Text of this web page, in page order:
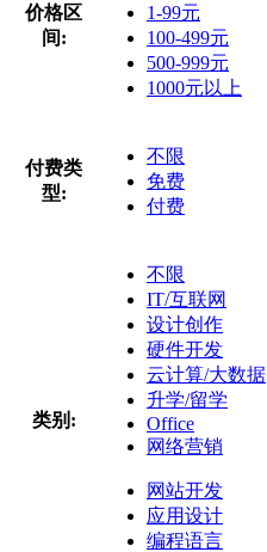
价格区
间:
1-99元
100-499元
500-999元
1000元以上
付费类
型:
不限
免费
付费
类别:
不限
IT/互联网
设计创作
硬件开发
云计算/大数据
升学/留学
Office
网络营销
网站开发
应用设计
编程语言